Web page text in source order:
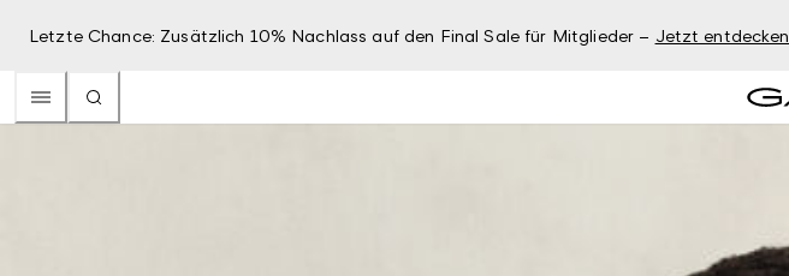
Letzte Chance: Zusätzlich 10% Nachlass auf den Final Sale für Mitglieder – Jetzt entdecken